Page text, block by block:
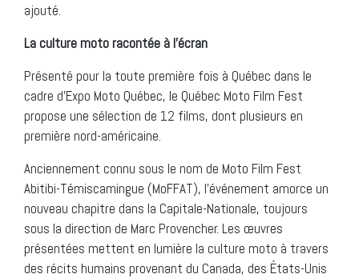
ajouté.
La culture moto racontée à l’écran
Présenté pour la toute première fois à Québec dans le
cadre d’Expo Moto Québec, le Québec Moto Film Fest
propose une sélection de 12 films, dont plusieurs en
première nord-américaine.
Anciennement connu sous le nom de Moto Film Fest
Abitibi-Témiscamingue (MoFFAT), l’événement amorce un
nouveau chapitre dans la Capitale-Nationale, toujours
sous la direction de Marc Provencher. Les œuvres
présentées mettent en lumière la culture moto à travers
des récits humains provenant du Canada, des États-Unis